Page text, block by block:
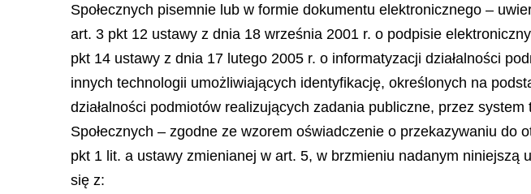
Społecznych pisemnie lub w formie dokumentu elektronicznego –
art. 3 pkt 12 ustawy z dnia 18 września 2001 r. o podpisie
pkt 14 ustawy z dnia 17 lutego 2005 r. o informatyzacji działalności
innych technologii umożliwiających identyfikację, określonych na
działalności podmiotów realizujących zadania publiczne, przez
Społecznych – zgodne ze wzorem oświadczenie o przekazywaniu
pkt 1 lit. a ustawy zmienianej w art. 5, w brzmieniu nadanym niniejszą
się z: